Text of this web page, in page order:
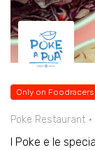
Only on Foodracers
Poke Restaurant
I Poke e le